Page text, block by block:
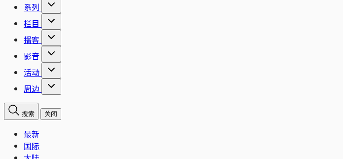
系列
栏目
播客
影音
活动
周边
搜索 关闭
最新
国际